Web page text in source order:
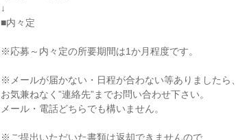
↓
■内々定
※応募～内々定の所要期間は1か月程度です。
※メールが届かない・日程が合わない等ありましたら、
お気兼ねなく”連絡先”までお問い合わせ下さい。
メール・電話どちらでも構いません。
※ご提出いただいた書類は返却できませんので、